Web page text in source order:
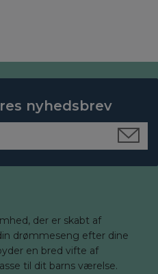
nyhedsbrev
der er skabt af
drømmeseng efter dine
en bred vifte af
til dit barns værelse.